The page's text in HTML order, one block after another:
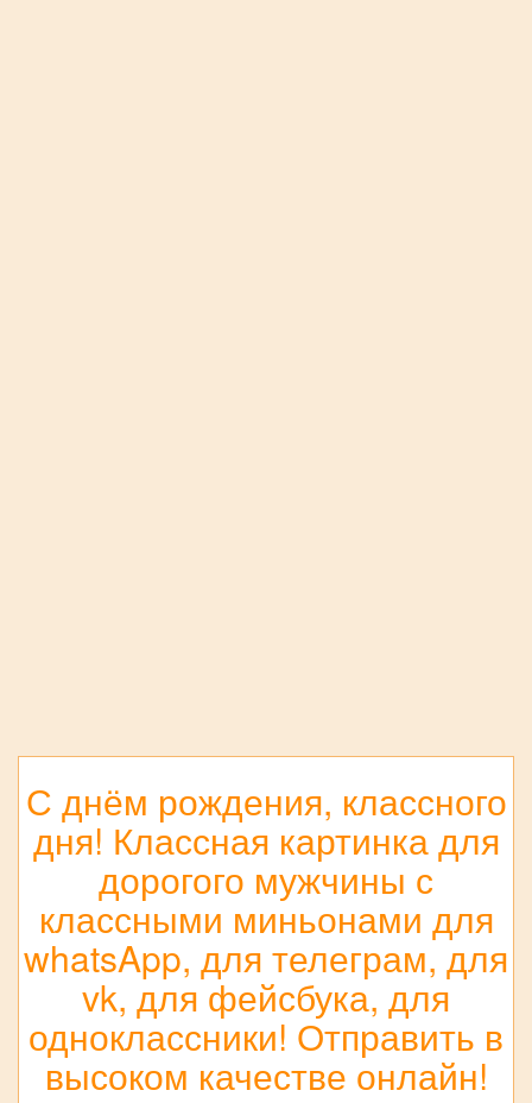
С днём рождения, классного
дня! Классная картинка для
дорогого мужчины с
классными миньонами для
whatsApp, для телеграм, для
vk, для фейсбука, для
одноклассники! Отправить в
высоком качестве онлайн!